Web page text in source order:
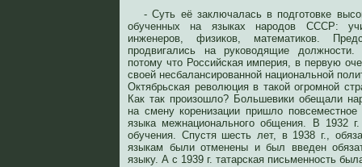
- Суть её заключалась в подготовке
обученных на языках народов СССР:
инженеров, физиков, математиков.
продвигались на руководящие
потому что Российская империя, в первую
своей несбалансированной национальной
Октябрьская революция в такой огромной
Как так произошло? Большевики обещали
на смену коренизации пришло повсеместное
языка межнационального общения. В 1932
обучения. Спустя шесть лет, в 1938 г.,
языкам были отменены и был введен
языку. А с 1939 г. татарская письменность